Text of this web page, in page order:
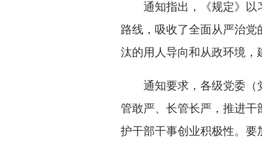
通知指出，《规定》以
路线，吸收了全面从严治
汰的用人导向和从政环境，
通知要求，各级党委（
管敢严、长管长严，推进干
护干部干事创业积极性。要